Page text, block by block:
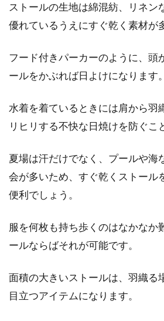
ストールの生地は綿混紡、リネン
優れているうえにすぐ乾く素材が
フード付きパーカーのように、頭
ールをかぶれば日よけになります。
水着を着ているときには肩から羽
リヒリする不快な日焼けを防ぐこ
夏場は汗だけでなく、プールや海
会が多いため、すぐ乾くストール
便利でしょう。
服を何枚も持ち歩くのはなかなか
ールならばそれが可能です。
面積の大きいストールは、羽織る
目立つアイテムになります。